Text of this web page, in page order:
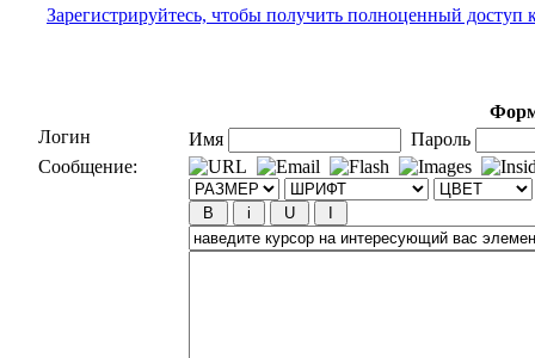
Зарегистрируйтесь, чтобы получить полноценный доступ
Логин
Имя
Пароль
Сообщение: